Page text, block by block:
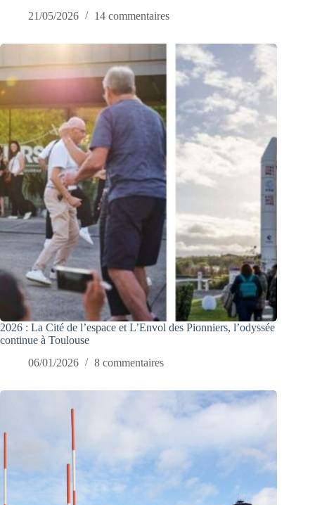
21/05/2026
14 commentaires
2026 : La Cité de l’espace et L’Envol des Pionniers, l’odyssée
continue à Toulouse
06/01/2026
8 commentaires